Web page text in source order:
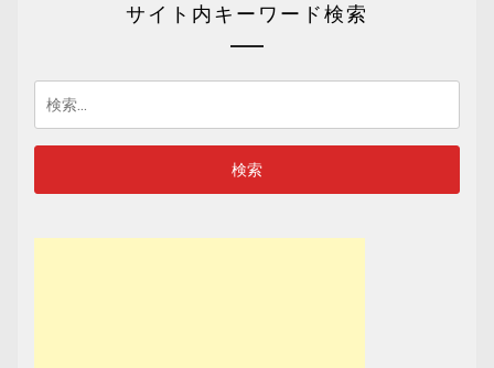
サイト内キーワード検索
検
索: